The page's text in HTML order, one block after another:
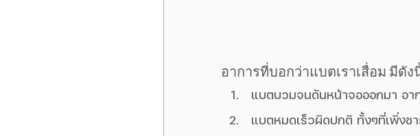
อาการที่บอกว่าแบตเราเสื่อม มีดัง
แบตบวมจนดันหน้าจอออกมา อา
แบตหมดเร็วผิดปกติ ทั้งๆที่เพิ่งชา